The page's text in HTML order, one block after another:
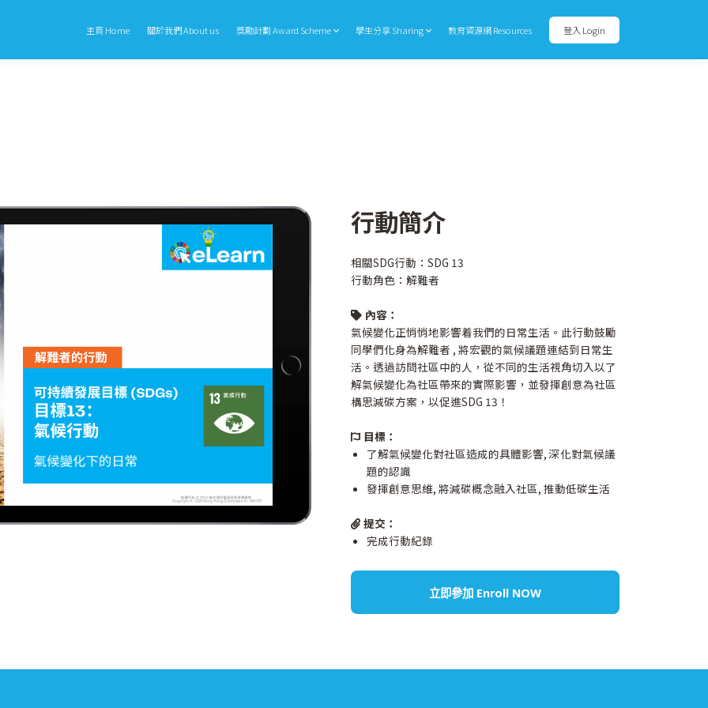
主頁 Home 關於我們 About us 獎勵計劃 Award Scheme 學生分享 Sharing 教育資源網 Resources 登入 Login
行動簡介
相關SDG行動：SDG 13
行動角色：解難者
內容：
氣候變化正悄悄地影響着我們的日常生活。此行動鼓勵
同學們化身為解難者 , 將宏觀的氣候議題連結到日常生
活。透過訪問社區中的人，從不同的生活視角切入以了
解氣候變化為社區帶來的實際影響，並發揮創意為社區
構思減碳方案，以促進SDG 13！
目標：
了解氣候變化對社區造成的具體影響, 深化對氣候議
題的認識
發揮創意思維, 將減碳概念融入社區, 推動低碳生活
提交：
完成行動紀錄
立即參加 Enroll NOW